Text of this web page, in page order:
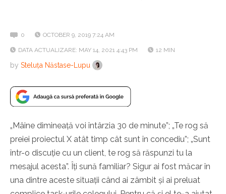
0 OCTOBER 9, 2019 7:24 AM
DATA ACTUALIZARE: MAY 14, 2021 4:43 PM 12 MIN
by Steluța Năstase-Lupu
„ Mâine dimineață voi întârzia 30 de minute”; „Te rog să
preiei proiectul X atât timp cât sunt în concediu”; „Sunt
într-o discuție cu un client, te rog să răspunzi tu la
mesajul acesta”. Îți sună familiar? Sigur ai fost măcar în
una dintre aceste situații când ai zâmbit și ai preluat